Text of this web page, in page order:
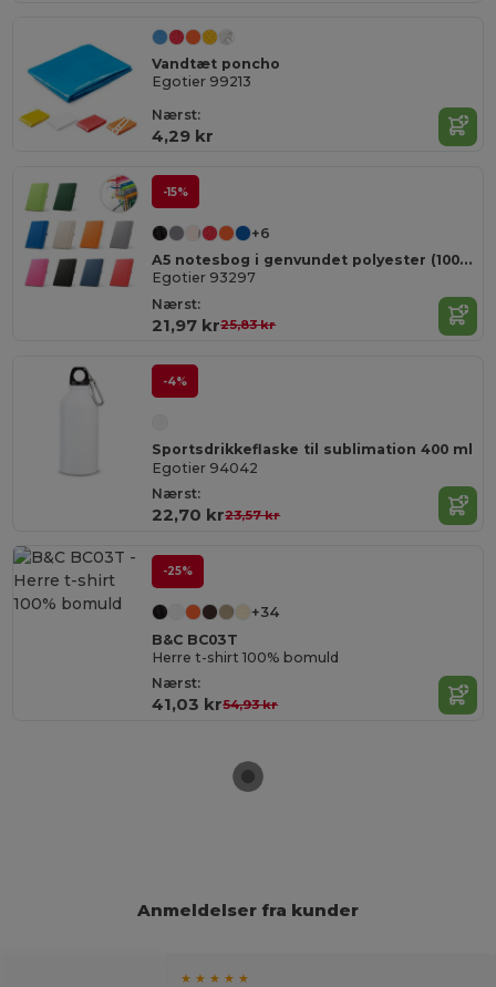
Vandtæt poncho
Egotier 99213
Nærst:
4,29 kr
-15%
+6
A5 notesbog i genvundet polyester (100% rPET) linjeret sider
Egotier 93297
Nærst:
21,97 kr25,83 kr
-4%
Sportsdrikkeflaske til sublimation 400 ml
Egotier 94042
Nærst:
22,70 kr23,57 kr
-25%
+34
B&C BC03T
Herre t-shirt 100% bomuld
Nærst:
41,03 kr54,93 kr
Anmeldelser fra kunder
★ ★ ★ ★ ★